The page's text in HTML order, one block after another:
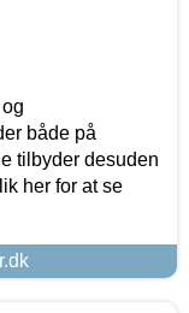
både på
tilbyder desuden
her for at se